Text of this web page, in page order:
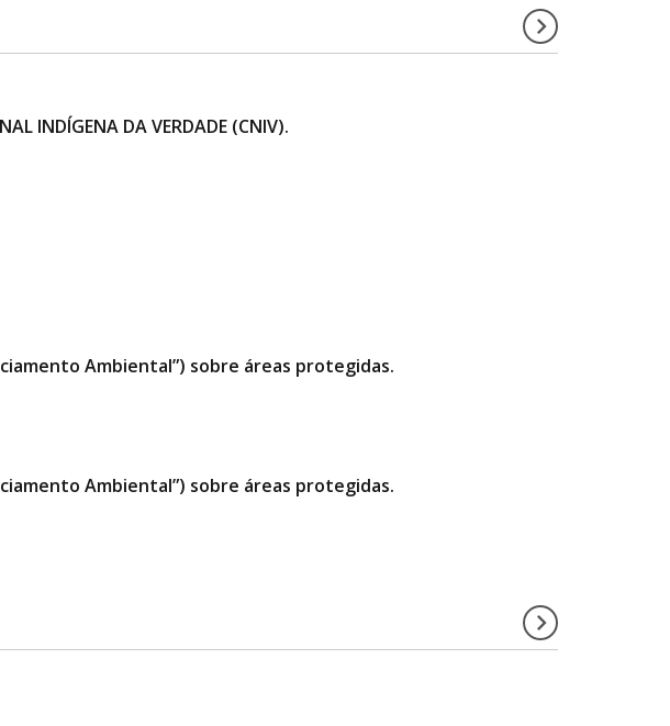
INDÍGENA DA VERDADE (CNIV).
Ambiental”) sobre áreas protegidas.
Ambiental”) sobre áreas protegidas.